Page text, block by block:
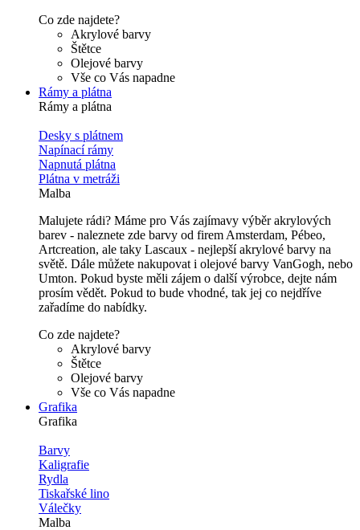
Co zde najdete?
Akrylové barvy
Štětce
Olejové barvy
Vše co Vás napadne
Rámy a plátna
Rámy a plátna
Desky s plátnem
Napínací rámy
Napnutá plátna
Plátna v metráži
Malba
Malujete rádi? Máme pro Vás zajímavy výběr akrylových
barev - naleznete zde barvy od firem Amsterdam, Pébeo,
Artcreation, ale taky Lascaux - nejlepší akrylové barvy na
světě. Dále můžete nakupovat i olejové barvy VanGogh, nebo
Umton. Pokud byste měli zájem o další výrobce, dejte nám
prosím vědět. Pokud to bude vhodné, tak jej co nejdříve
zařadíme do nabídky.
Co zde najdete?
Akrylové barvy
Štětce
Olejové barvy
Vše co Vás napadne
Grafika
Grafika
Barvy
Kaligrafie
Rydla
Tiskařské lino
Válečky
Malba